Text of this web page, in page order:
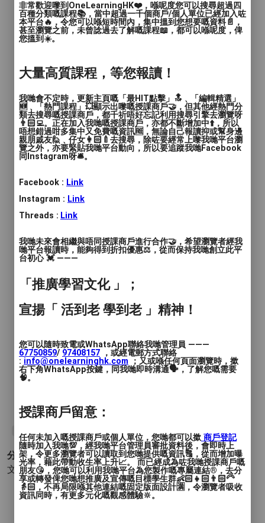
年齡範圍: 青年(15-24歲), 成人(24-65歲), 長者(65
歲或以上)
語言: 廣東話
人數: 多於4人
教學模式: 面授
時間 : 每課一小時三十分鐘
價錢: 1000元四課
《北派紫微斗數初班》
初班共十二課
逢星期日
上課時間為下午二時十五分至三時四十五分
學費為1000元四課
如有興趣的朋友盡快聯絡導師報名
分類 :
文化宗教身心靈 - 中國占星術數- 紫微斗數
非常歡迎嚟到OneLearningHK❤️，喺呢度您可以搜尋超過四
百種分類嘅課程📚，當中超過一千個商戶/個人單位已經加入咗
本平台🔥，令您可以喺短時間內，集中搵到您想要嘅資料📄，
甚至瀏覽之前，未曾諗過去了解嘅課程📖，都可以喺呢度，俾
您搵到☀️。
大量高質課程，等您報讀！
我哋會不定時，更新主頁嘅「最HIT點擊」🔝﹑「編輯精選」
🆕﹑「熱門課程」💥顯示出嚟嘅授課商戶🤝，但其他經熱門分
類去搜尋嘅授課商戶，都千祈唔好忘記利用搜尋引擎去瀏覽呀
👨🏻‍💻。正在加入我哋嘅授課商戶，亦都不斷增加中⬆️，所以
唔想錯過咁多集中又免費嘅資訊🆓，無論自己報讀抑或幫身邊
親朋戚友🙋﹑仔女👩🏻‍🍼去搜尋，除咗要經常上嚟我哋平台瀏
覽之外，亦要緊貼我哋平台動向，所以要追蹤我哋Facebook
同Instagram呀🛎️。
Facebook : Link
Instagram : Link
Threads : Link
我哋未來會相繼與唔同授課商戶進行合作🤝，希望瀏覽者經我
哋平台報讀時，能夠得到折扣優惠⚖️，從而保持我哋創立此平
台初心 💓 ———
「推廣學習文化 」；
宣揚「 活到老 學到老 」精神！
您可以隨時致電或WhatsApp聯絡我哋管理員 ———
67750859/ 97408157 ，或經電郵方式聯絡
: info@onelearninghk.com ；又或喺任何頁面瀏覽時，撳
右下角WhatsApp按鍵，同我哋即時溝通🗣️，了解您嘅需要
🧠。
授課商戶留意：
任何未加入嘅授課商戶或個人單位，您哋都可以撳 商戶登記
隨時加入我哋💯，經我哋平台管理員審批資料後，會即時上
架，令更多瀏覽者可以讀取到您哋提供嘅資訊🔠，從而增加曝
光率，藉此帶動收生率上升📈。 而已經成為咗我哋授課商戶嘅
朋友😘，您哋可以利用我哋平台為您製作嘅專屬連結®️，去分
享或轉發俾您哋想推廣及宣傳嘅目標學生群👶🏻👧🏻👨🏻‍🦳
👵🏻，不再局限喺其他連結嘅固定版面設計🈵，令瀏覽者吸收
資訊同時，有更多元化嘅觀感體驗🔆。